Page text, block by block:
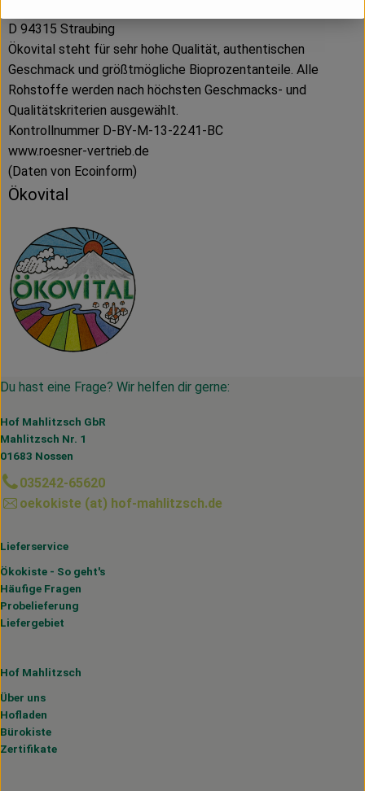
D 94315 Straubing
Ökovital steht für sehr hohe Qualität, authentischen
Geschmack und größtmögliche Bioprozentanteile. Alle
Rohstoffe werden nach höchsten Geschmacks- und
Qualitätskriterien ausgewählt.
Kontrollnummer D-BY-M-13-2241-BC
www.roesner-vertrieb.de
(Daten von Ecoinform)
Ökovital
Du hast eine Frage? Wir helfen dir gerne:
Hof Mahlitzsch GbR
Mahlitzsch Nr. 1
01683 Nossen
035242-65620
oekokiste (at) hof-mahlitzsch.de
Lieferservice
Ökokiste - So geht's
Häufige Fragen
Probelieferung
Liefergebiet
Hof Mahlitzsch
Über uns
Hofladen
Bürokiste
Zertifikate